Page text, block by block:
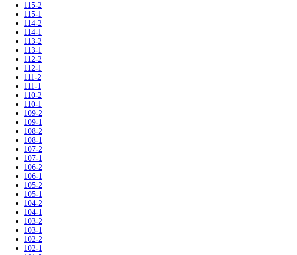
115-2
115-1
114-2
114-1
113-2
113-1
112-2
112-1
111-2
111-1
110-2
110-1
109-2
109-1
108-2
108-1
107-2
107-1
106-2
106-1
105-2
105-1
104-2
104-1
103-2
103-1
102-2
102-1